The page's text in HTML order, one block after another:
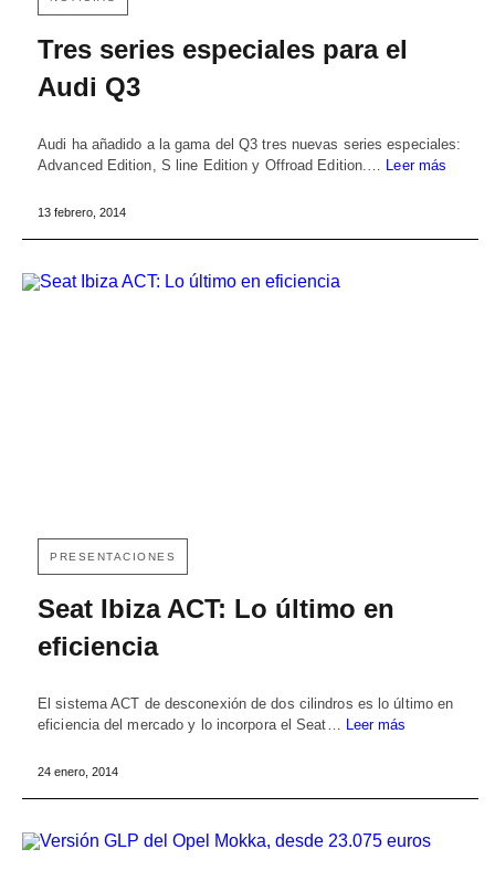
Tres series especiales para el
Audi Q3
Audi ha añadido a la gama del Q3 tres nuevas series especiales:
Advanced Edition, S line Edition y Offroad Edition.… Leer más
13 febrero, 2014
PRESENTACIONES
Seat Ibiza ACT: Lo último en
eficiencia
El sistema ACT de desconexión de dos cilindros es lo último en
eficiencia del mercado y lo incorpora el Seat… Leer más
24 enero, 2014